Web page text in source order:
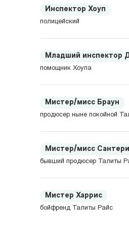
Инспектор Хоуп
полицейский
Младший инспектор
помощник Хоупа
Мистер/мисс Браун
продюсер ныне покойной
Мистер/мисс
бывший продюсер Талиты
Мистер Харрис
бойфренд Талиты Райс